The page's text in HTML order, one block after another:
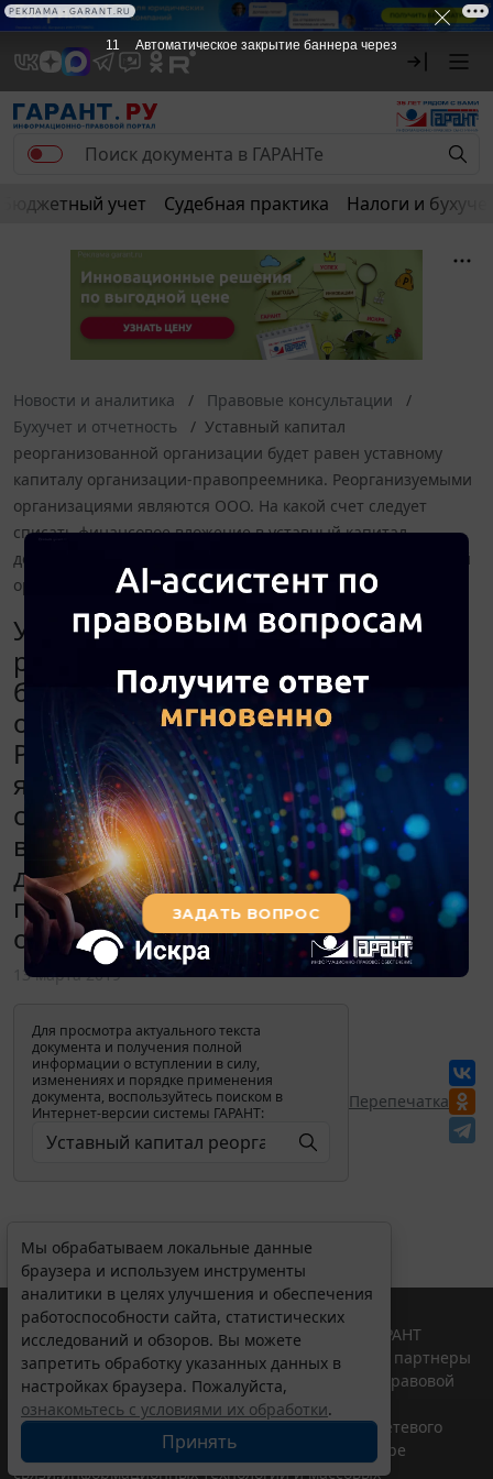
Бюджетный учет Судебная практика Налоги и
Новости и аналитика
Правовые консультации
Бухучет и отчетность
Уставный капитал
реорганизованной организации будет равен уставному
капиталу организации-правопреемника. Реорганизуемыми
организациями являются ООО. На какой счет следует
списать финансовое вложение в уставный капитал
дочерней организации при присоединении этой дочерней
организации?
Уставный капитал
реорганизованной организации
будет равен уставному капиталу
организации-правопреемника.
Реорганизуемыми организациями
являются ООО. На какой счет
следует списать финансовое
вложение в уставный капитал
дочерней организации при
присоединении этой дочерней
организации?
13 марта 2019
Для просмотра актуального текста
документа и получения полной
информации о вступлении в силу,
изменениях и порядке применения
документа, воспользуйтесь поиском в
Интернет-версии системы ГАРАНТ:
Перепечатка
Мы обрабатываем локальные данные
браузера и используем инструменты
аналитики в целях улучшения и обеспечения
работоспособности сайта, статистических
исследований и обзоров. Вы можете
запретить обработку указанных данных в
настройках браузера. Пожалуйста,
ознакомьтесь с условиями их обработки.
Принять
© ООО "НПП "ГАРАНТ-СЕРВИС", 2026. Система ГАРАНТ
выпускается с 1990 года. Компания "Гарант" и ее партнеры
являются участниками Российской ассоциации правовой
информации ГАРАНТ.
Портал ГАРАНТ.РУ зарегистрирован в качестве сетевого
издания Федеральной службой по надзору в сфере
связи,информационных технологий и массовых
11 Автоматическое закрытие баннера через
РЕКЛАМА • GARANT.RU